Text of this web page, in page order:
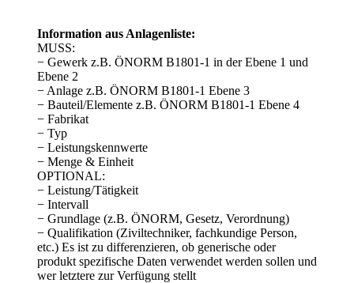
Information aus Anlagenliste:
MUSS:
− Gewerk z.B. ÖNORM B1801-1 in der Ebene 1 und
Ebene 2
− Anlage z.B. ÖNORM B1801-1 Ebene 3
− Bauteil/Elemente z.B. ÖNORM B1801-1 Ebene 4
− Fabrikat
− Typ
− Leistungskennwerte
− Menge & Einheit
OPTIONAL:
− Leistung/Tätigkeit
− Intervall
− Grundlage (z.B. ÖNORM, Gesetz, Verordnung)
− Qualifikation (Ziviltechniker, fachkundige Person,
etc.) Es ist zu differenzieren, ob generische oder
produkt spezifische Daten verwendet werden sollen und
wer letztere zur Verfügung stellt